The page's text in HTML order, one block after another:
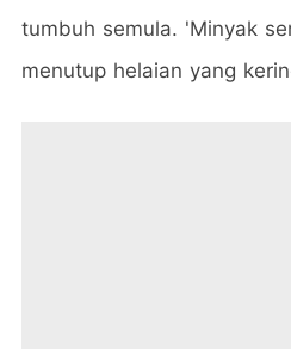
tumbuh semula. 'Minyak
menutup helaian yang